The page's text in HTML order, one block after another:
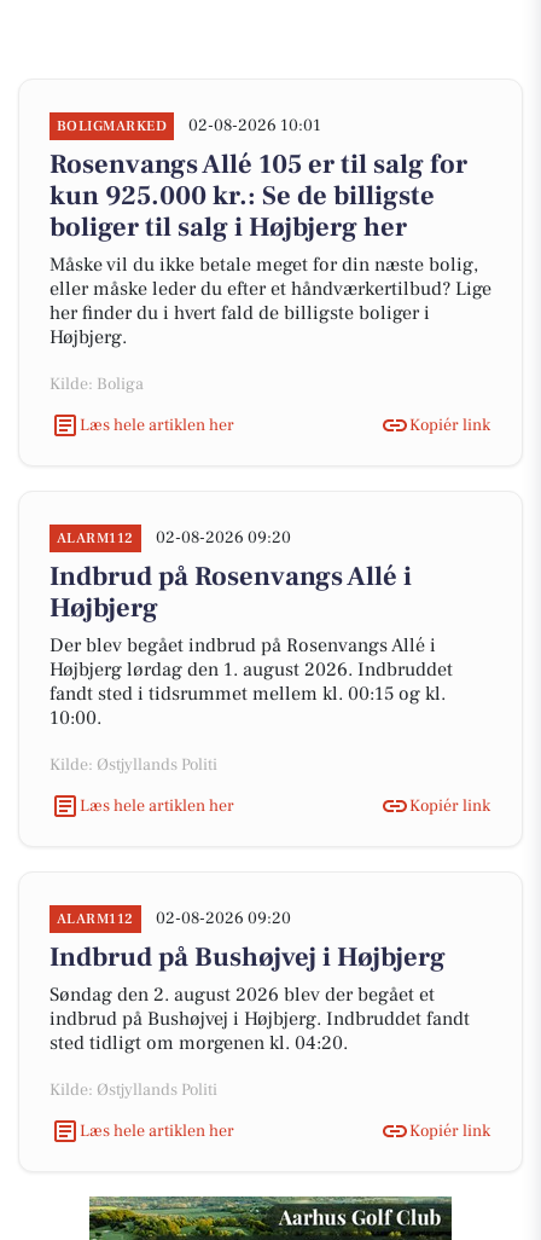
BOLIGMARKED 02-08-2026 10:01
Rosenvangs Allé 105 er til salg for
kun 925.000 kr.: Se de billigste
boliger til salg i Højbjerg her
Måske vil du ikke betale meget for din næste bolig,
eller måske leder du efter et håndværkertilbud? Lige
her finder du i hvert fald de billigste boliger i
Højbjerg.
Kilde: Boliga
Læs hele artiklen her
Kopiér link
ALARM112 02-08-2026 09:20
Indbrud på Rosenvangs Allé i
Højbjerg
Der blev begået indbrud på Rosenvangs Allé i
Højbjerg lørdag den 1. august 2026. Indbruddet
fandt sted i tidsrummet mellem kl. 00:15 og kl.
10:00.
Kilde: Østjyllands Politi
Læs hele artiklen her
Kopiér link
ALARM112 02-08-2026 09:20
Indbrud på Bushøjvej i Højbjerg
Søndag den 2. august 2026 blev der begået et
indbrud på Bushøjvej i Højbjerg. Indbruddet fandt
sted tidligt om morgenen kl. 04:20.
Kilde: Østjyllands Politi
Læs hele artiklen her
Kopiér link